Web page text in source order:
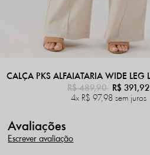
R$ 489,90 R$ 391,92
4x R$ 97,98 sem juros
Avaliações
Escrever avaliação